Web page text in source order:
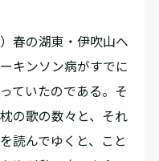
春の湖東・伊吹山へ
キンソン病がすでに
ていたのである。そ
の歌の数々と、それ
読んでゆくと、こと